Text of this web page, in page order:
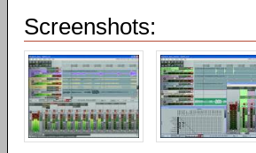
Screenshots: